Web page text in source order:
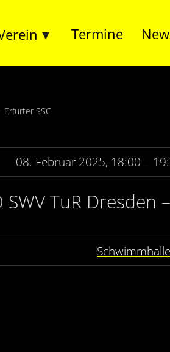
Termine
Erfurter SSC
08. Februar 2025, 18:00 –
SWV TuR Dresden